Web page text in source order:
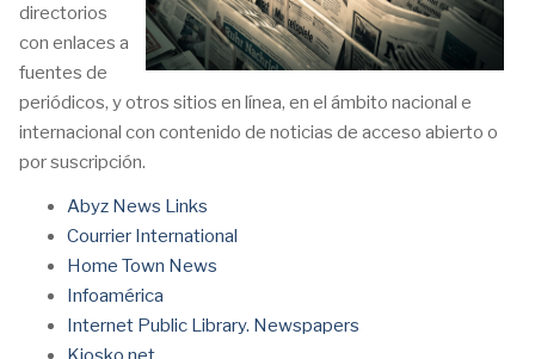
directorios
con enlaces a
fuentes de
periódicos, y otros sitios en línea, en el ámbito nacional e
internacional con contenido de noticias de acceso abierto o
por suscripción.
Abyz News Links
Courrier International
Home Town News
Infoamérica
Internet Public Library. Newspapers